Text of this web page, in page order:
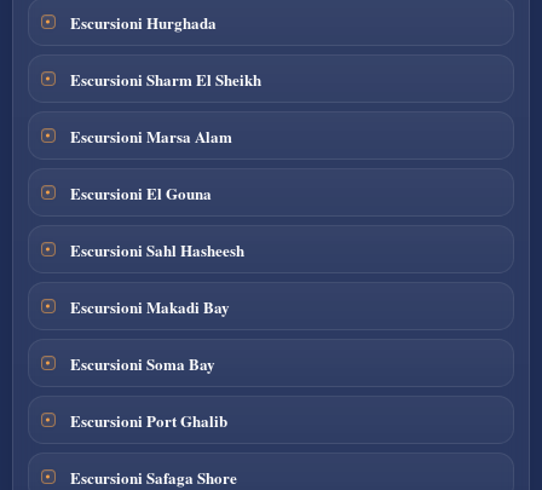
Escursioni Hurghada
Escursioni Sharm El Sheikh
Escursioni Marsa Alam
Escursioni El Gouna
Escursioni Sahl Hasheesh
Escursioni Makadi Bay
Escursioni Soma Bay
Escursioni Port Ghalib
Escursioni Safaga Shore